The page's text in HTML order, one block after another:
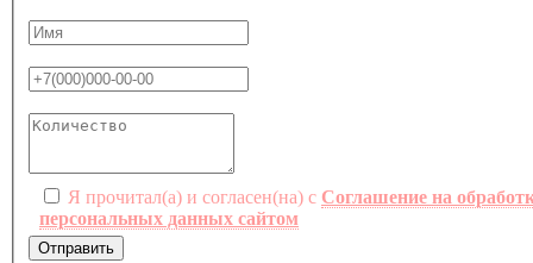
Я прочитал(а) и согласен(на) с Соглашение на
персональных данных сайтом
Отправить